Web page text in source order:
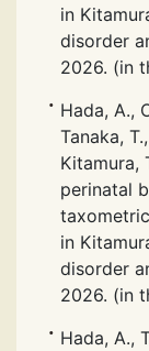
in
disorder
2026. (in
Hada, A.,
Tanaka,
Kitamura,
perinatal
in
disorder
2026. (in
Hada, A.,